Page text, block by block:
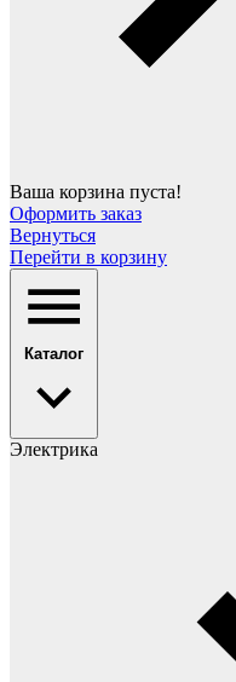
Ваша корзина пуста!
Оформить заказ
Вернуться
Перейти в корзину
Каталог
Электрика